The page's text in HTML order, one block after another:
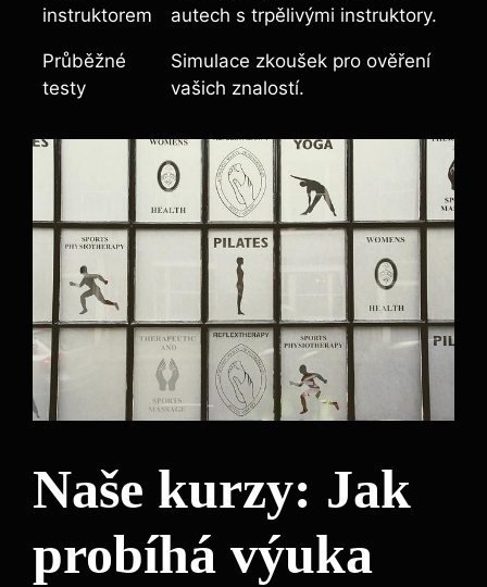
instruktorem
autech s trpělivými instruktory.
Průběžné
testy
Simulace zkoušek pro ověření
⁣vašich znalostí.
Naše kurzy: Jak
probíhá výuka